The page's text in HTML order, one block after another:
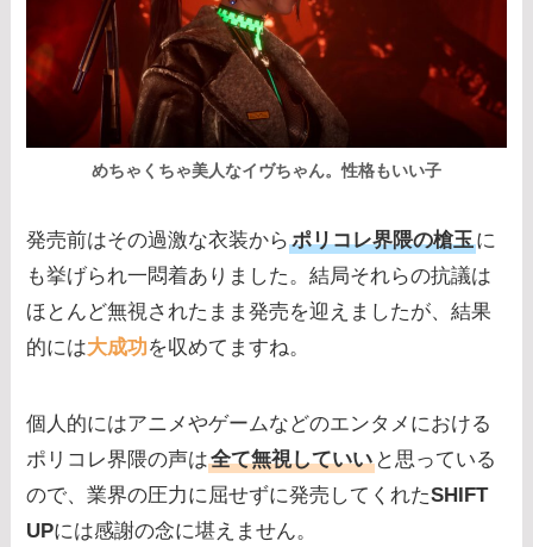
めちゃくちゃ美人なイヴちゃん。性格もいい子
発売前はその過激な衣装からポリコレ界隈の槍玉に
も挙げられ一悶着ありました。結局それらの抗議は
ほとんど無視されたまま発売を迎えましたが、結果
的には大成功を収めてますね。
個人的にはアニメやゲームなどのエンタメにおける
ポリコレ界隈の声は全て無視していい と思っている
ので、業界の圧力に屈せずに発売してくれたSHIFT
UPには感謝の念に堪えません。